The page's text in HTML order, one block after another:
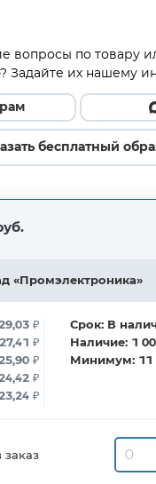
вопросы по товару
Задайте их нашему
бесплатный
«Промэлектроника»
₽
27,41₽
₽
₽
₽
Срок: В
Наличие: 1
Минимум: 11
заказ